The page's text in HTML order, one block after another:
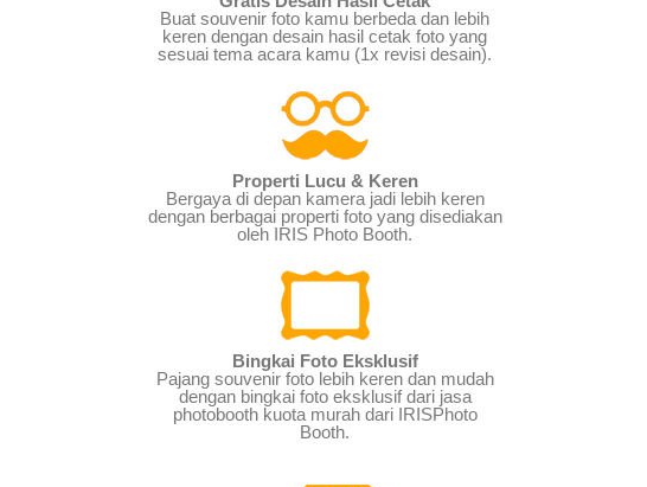
Buat souvenir foto kamu berbeda dan lebih
keren dengan desain hasil cetak foto yang
sesuai tema acara kamu (1x revisi desain).
Properti Lucu & Keren
Bergaya di depan kamera jadi lebih keren
dengan berbagai properti foto yang disediakan
oleh IRIS Photo Booth.
Bingkai Foto Eksklusif
Pajang souvenir foto lebih keren dan mudah
dengan bingkai foto eksklusif dari jasa
photobooth kuota murah dari IRISPhoto
Booth.